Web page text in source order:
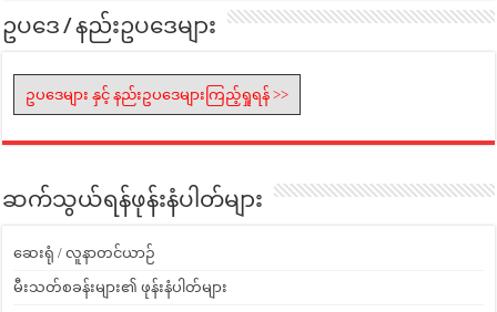
ဥပဒေ / နည်းဥပဒေများ
ဥပဒေများ နှင့် နည်းဥပဒေများကြည့်ရှုရန် >>
ဆက်သွယ်ရန်ဖုန်းနံပါတ်များ
ဆေးရုံ / လူနာတင်ယာဉ်
မီးသတ်စခန်းများ၏ ဖုန်းနံပါတ်များ